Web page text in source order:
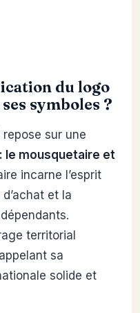
du logo
symboles ?
sur une
le mousquetaire et
incarne l’esprit
et la
territorial
sa
solide et